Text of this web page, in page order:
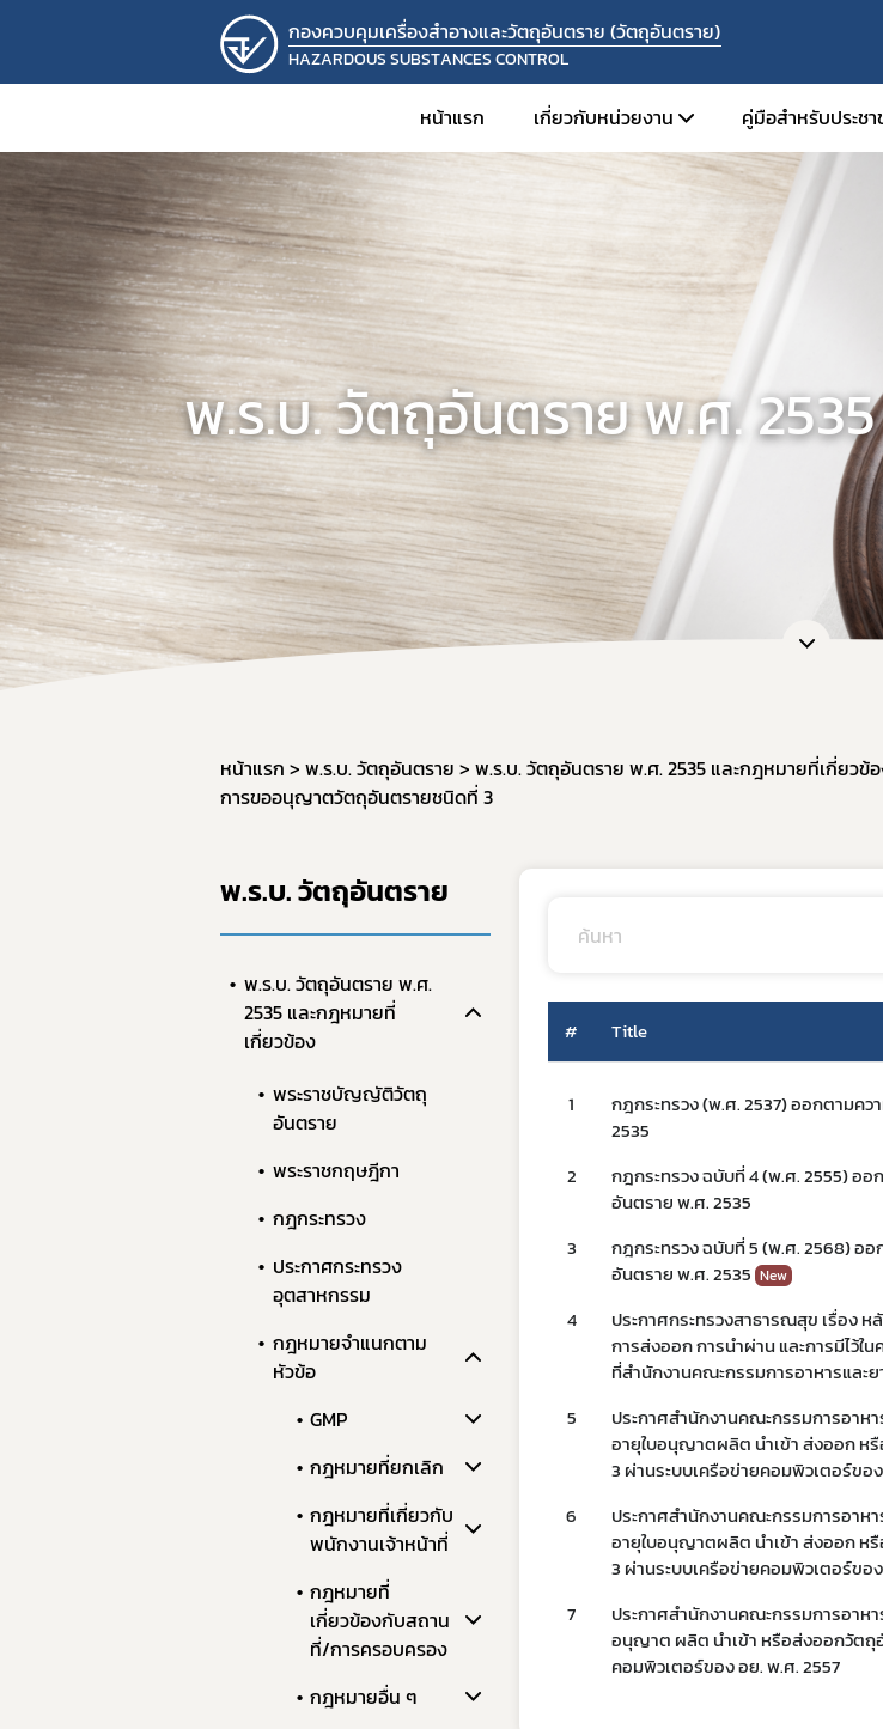
กองควบคุมเครื่องสำอางและวัตถุอันตราย (วัตถุอันตราย)
HAZARDOUS SUBSTANCES CONTROL
หน้าแรก เกี่ยวกับหน่วยงาน
บุคลากร
องค์กรคุณธรรมต้นแบบ
ปี 2569
คู่มือสำหรับประชา
พ.ร.บ. วัตถุอันตราย พ.ศ.
หน้าแรก พ.ร.บ. วัตถุอันตราย พ.ร.บ. วัตถุอันตราย พ.ศ. 2535 และกฎหมายที่เกี่ยวข้
การขออนุญาตวัตถุอันตรายชนิดที่ 3
พ.ร.บ. วัตถุอันตราย
พ.ร.บ. วัตถุอันตราย พ.ศ.
2535 และกฎหมายที่
เกี่ยวข้อง
พระราชบัญญัติวัตถุ
อันตราย
พระราชกฤษฎีกา
กฎกระทรวง
ประกาศกระทรวง
อุตสาหกรรม
กฎหมายจำแนกตาม
หัวข้อ
GMP
กฎหมายที่ยกเลิก
กฎหมายที่เกี่ยวกับ
พนักงานเจ้าหน้าที่
กฎหมายที่
เกี่ยวข้องกับสถาน
ที่/การครอบครอง
กฎหมายอื่น ๆ
# Title
1
กฎกระทรวง (พ.ศ. 2537) ออกตาม
2535
2
กฎกระทรวง ฉบับที่ 4 (พ.ศ. 2555) อ
อันตราย พ.ศ. 2535
3
กฎกระทรวง ฉบับที่ 5 (พ.ศ. 2568)
อันตราย พ.ศ. 2535 New
4
ประกาศกระทรวงสาธารณสุข เรื่อง ห
การส่งออก การนำผ่าน และการมีไว้
ที่สำนักงานคณะกรรมการอาหารและ
5
ประกาศสำนักงานคณะกรรมการอาห
อายุใบอนุญาตผลิต นำเข้า ส่งออก ห
3 ผ่านระบบเครือข่ายคอมพิวเตอร์ขอ
6
ประกาศสำนักงานคณะกรรมการอาห
อายุใบอนุญาตผลิต นำเข้า ส่งออก ห
3 ผ่านระบบเครือข่ายคอมพิวเตอร์ขอ
7
ประกาศสำนักงานคณะกรรมการอาห
อนุญาต ผลิต นำเข้า หรือส่งออกวัตถุ
คอมพิวเตอร์ของ อย. พ.ศ. 2557